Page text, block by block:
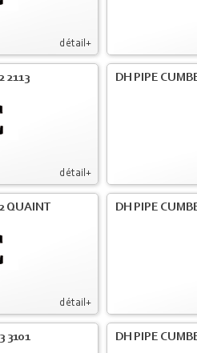
détail+
détail+
2113 DH PIPE
détail+
QUAINT DH PIPE
3101 DH PIPE